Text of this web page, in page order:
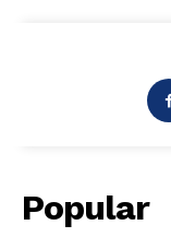
Popular